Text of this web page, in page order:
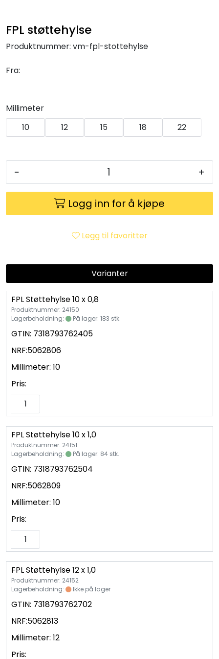
FPL støttehylse
Produktnummer: vm-fpl-stottehylse
Fra:
Millimeter
10
12 15 18 22
- +
Logg inn for å kjøpe
Legg til favoritter
Varianter
FPL Støttehylse 10 x 0,8
Produktnummer: 24150
Lagerbeholdning:
På lager: 183 stk.
GTIN: 7318793762405
NRF:5062806
Millimeter: 10
Pris:
FPL Støttehylse 10 x 1,0
Produktnummer: 24151
Lagerbeholdning:
På lager: 84 stk.
GTIN: 7318793762504
NRF:5062809
Millimeter: 10
Pris:
FPL Støttehylse 12 x 1,0
Produktnummer: 24152
Lagerbeholdning:
Ikke på lager
GTIN: 7318793762702
NRF:5062813
Millimeter: 12
Pris:
FPL
Planfront radiatorer
Watersafe
Elektrokjeler
Målere
Skap
Designradiatorer
Unipak
Vannprøver
Syrefast
Kontakt oss